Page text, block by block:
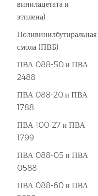
винилацетата и
этилена)
Поливинилбутиральная
смола (ПВБ)
ПВА 088-50 и ПВА
2488
ПВА 088-20 и ПВА
1788
ПВА 100-27 и ПВА
1799
ПВА 088-05 и ПВА
0588
ПВА 088-60 и ПВА